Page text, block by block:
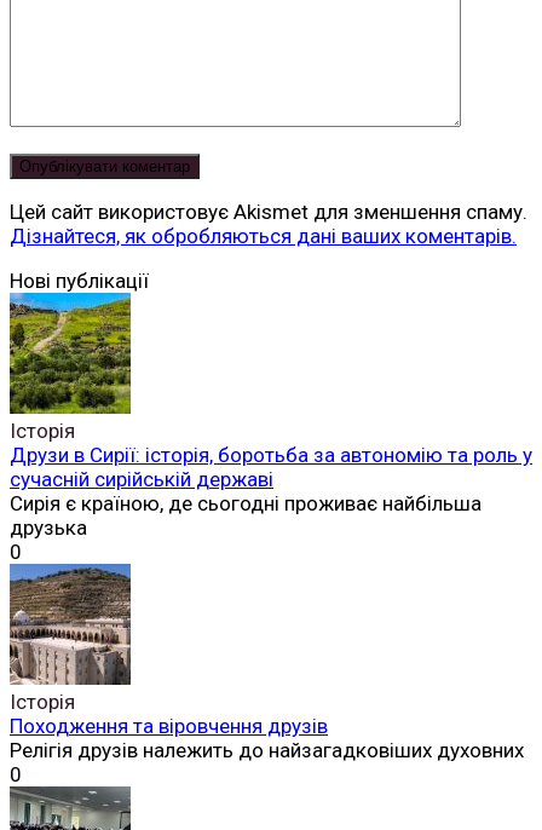
Цей сайт використовує Akismet для зменшення спаму.
Дізнайтеся, як обробляються дані ваших коментарів.
Читай
Нові публікації
Історія
Друзи в Сирії: історія, боротьба за автономію та роль у
сучасній сирійській державі
Сирія є країною, де сьогодні проживає найбільша
друзька
0
Історія
Походження та віровчення друзів
Релігія друзів належить до найзагадковіших духовних
0